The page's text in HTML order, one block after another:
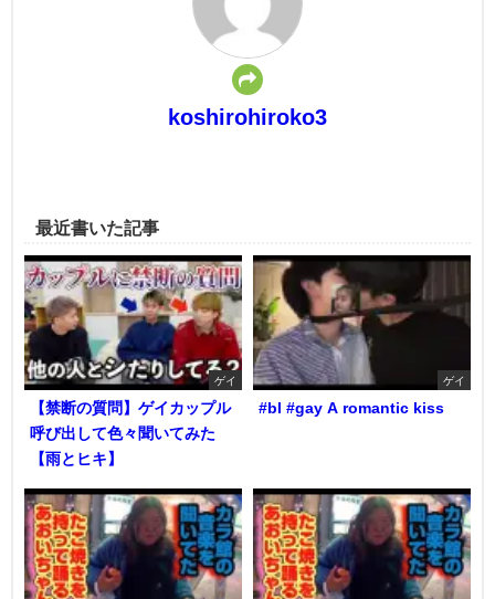
koshirohiroko3
最近書いた記事
ゲイ
【禁断の質問】ゲイカップル
呼び出して色々聞いてみた
【雨とヒキ】
ゲイ
#bl #gay A romantic kiss